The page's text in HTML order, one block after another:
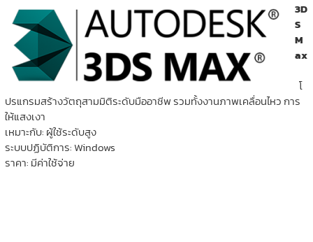
3D
S
M
ax
โ
ปรแกรมสร้างวัตถุสามมิติระดับมืออาชีพ รวมทั้งงานภาพเคลื่อนไหว การ
ให้แสงเงา
เหมาะกับ: ผู้ใช้ระดับสูง
ระบบปฏิบัติการ: Windows
ราคา: มีค่าใช้จ่าย